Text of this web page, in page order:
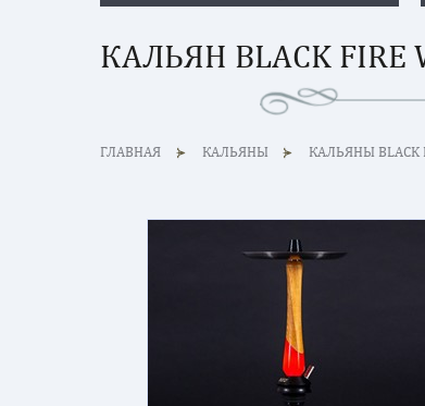
КАЛЬЯН BLACK FIRE
ГЛАВНАЯ КАЛЬЯНЫ КАЛЬЯНЫ BLACK